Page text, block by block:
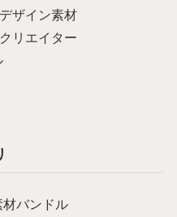
ザイン素材
リエイター
バンドル